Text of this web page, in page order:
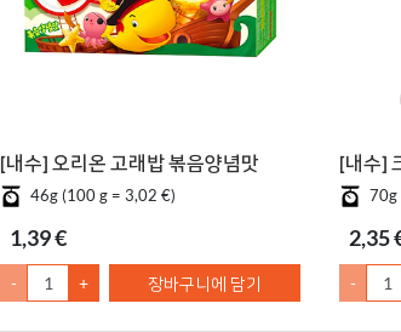
[내수] 오리온 고래밥 볶음양념맛
46g (100 g = 3,02 €)
1,39 €
- + 장바구니에 담기
[내수]
70g
2,35
-